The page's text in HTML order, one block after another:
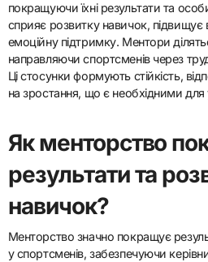
покращуючи їхні результати та
сприяє розвитку навичок, підвищує
емоційну підтримку. Ментори
направляючи спортсменів через
Ці стосунки формують стійкість,
на зростання, що є необхідними для
Як менторство
результати та
навичок?
Менторство значно покращує
у спортсменів, забезпечуючи